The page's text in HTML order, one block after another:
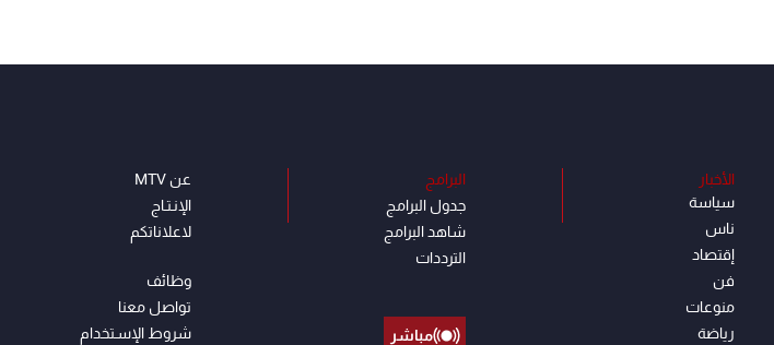
الأخبار
سياسة
ناس
إقتصاد
فن
منوعات
رياضة
البرامج
جدول البرامج
شاهد البرامج
الترددات
مباشر
عن MTV
الإنـتـاج
لاعلاناتكم
وظائف
تواصل معنا
شروط الإسـتخدام